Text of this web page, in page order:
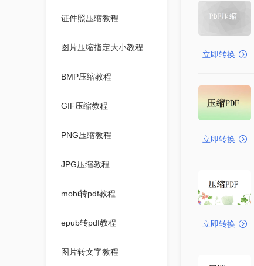
证件照压缩教程
图片压缩指定大小教程
BMP压缩教程
GIF压缩教程
PNG压缩教程
JPG压缩教程
mobi转pdf教程
epub转pdf教程
图片转文字教程
立即转换
立即转换
立即转换